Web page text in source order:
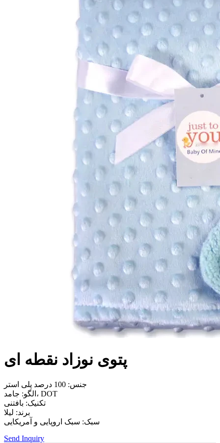
پتوی نوزاد نقطه ای
جنس: 100 درصد پلی استر
الگو: جامد، DOT
تکنیک: بافتنی
برند: لیلا
سبک: سبک اروپایی و آمریکایی
Send Inquiry